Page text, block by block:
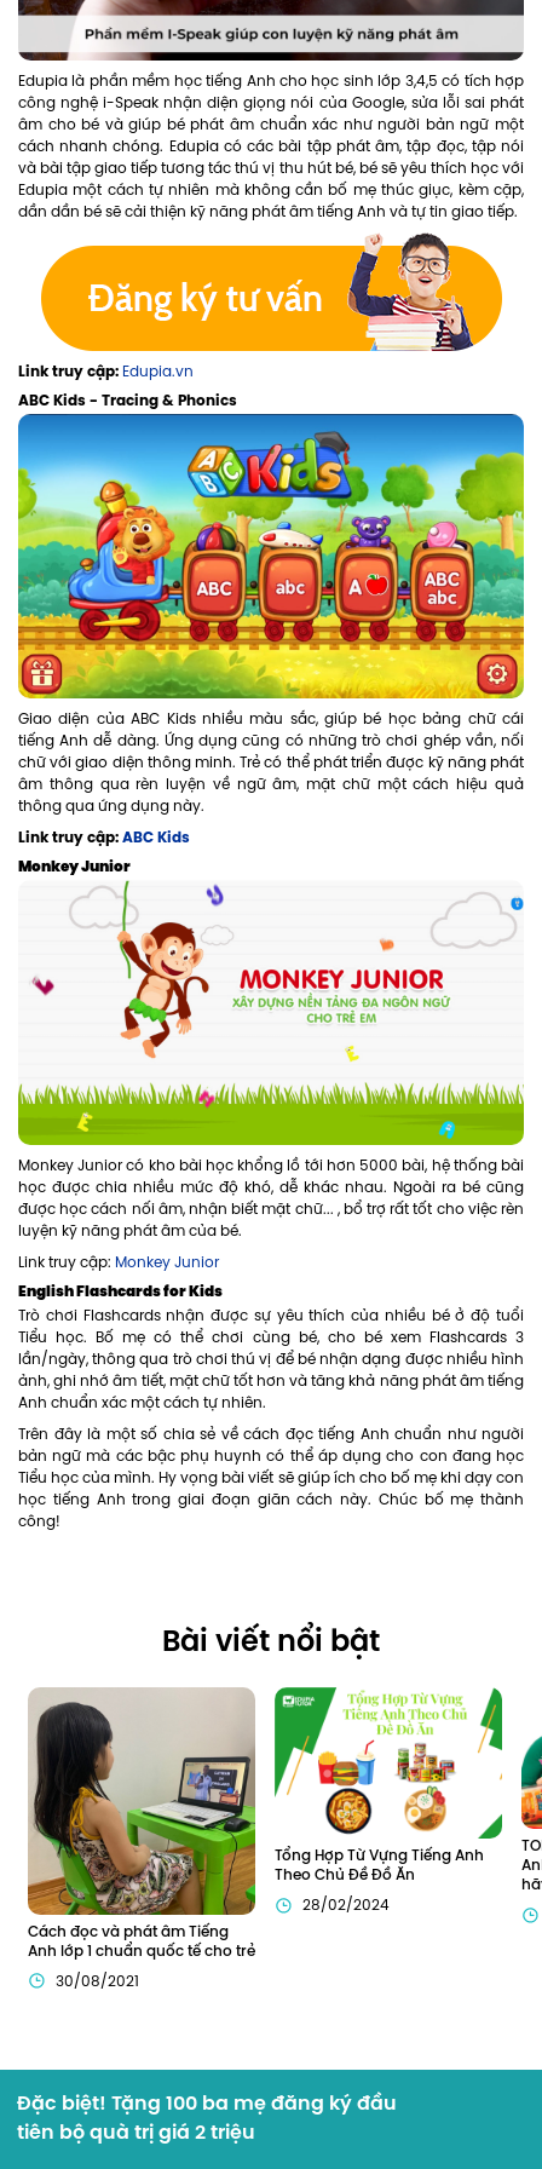
Edupia là phần mềm học tiếng Anh cho học sinh lớp 3,4,5 có tích hợp
công nghệ i-Speak nhận diện giọng nói của Google, sửa lỗi sai phát
âm cho bé và giúp bé phát âm chuẩn xác như người bản ngữ một
cách nhanh chóng. Edupia có các bài tập phát âm, tập đọc, tập nói
và bài tập giao tiếp tương tác thú vị thu hút bé, bé sẽ yêu thích học với
Edupia một cách tự nhiên mà không cần bố mẹ thúc giục, kèm cặp,
dần dần bé sẽ cải thiện kỹ năng phát âm tiếng Anh và tự tin giao tiếp.
Link truy cập: Edupia.vn
ABC Kids - Tracing & Phonics
Giao diện của ABC Kids nhiều màu sắc, giúp bé học bảng chữ cái
tiếng Anh dễ dàng. Ứng dụng cũng có những trò chơi ghép vần, nối
chữ với giao diện thông minh. Trẻ có thể phát triển được kỹ năng phát
âm thông qua rèn luyện về ngữ âm, mặt chữ một cách hiệu quả
thông qua ứng dụng này.
Link truy cập:ABC Kids
Monkey Junior
Monkey Junior có kho bài học khổng lồ tới hơn 5000 bài, hệ thống bài
học được chia nhiều mức độ khó, dễ khác nhau. Ngoài ra bé cũng
được học cách nối âm, nhận biết mặt chữ... , bổ trợ rất tốt cho việc rèn
luyện kỹ năng phát âm của bé.
Link truy cập: Monkey Junior
English Flashcards for Kids
Trò chơi Flashcards nhận được sự yêu thích của nhiều bé ở độ tuổi
Tiểu học. Bố mẹ có thể chơi cùng bé, cho bé xem Flashcards 3
lần/ngày, thông qua trò chơi thú vị để bé nhận dạng được nhiều hình
ảnh, ghi nhớ âm tiết, mặt chữ tốt hơn và tăng khả năng phát âm tiếng
Anh chuẩn xác một cách tự nhiên.
Trên đây là một số chia sẻ về cách đọc tiếng Anh chuẩn như người
bản ngữ mà các bậc phụ huynh có thể áp dụng cho con đang học
Tiểu học của mình. Hy vọng bài viết sẽ giúp ích cho bố mẹ khi dạy con
học tiếng Anh trong giai đoạn giãn cách này. Chúc bố mẹ thành
công!
Bài viết nổi bật
Cách đọc và phát âm Tiếng
Anh lớp 1 chuẩn quốc tế cho trẻ
30/08/2021
Tổng Hợp Từ Vựng Tiếng Anh
Theo Chủ Đề Đồ Ăn
28/02/2024
Đặc biệt! Tặng 100 ba mẹ đăng ký đầu
tiên bộ quà trị giá 2 triệu